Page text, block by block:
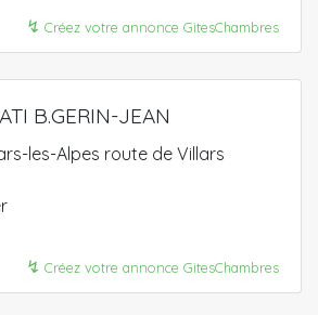
↯ Créez votre annonce GitesChambres
B.GERIN-JEAN
les-Alpes route de Villars
↯ Créez votre annonce GitesChambres